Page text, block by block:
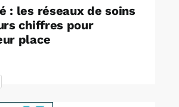
: les réseaux de soins
chiffres pour
place